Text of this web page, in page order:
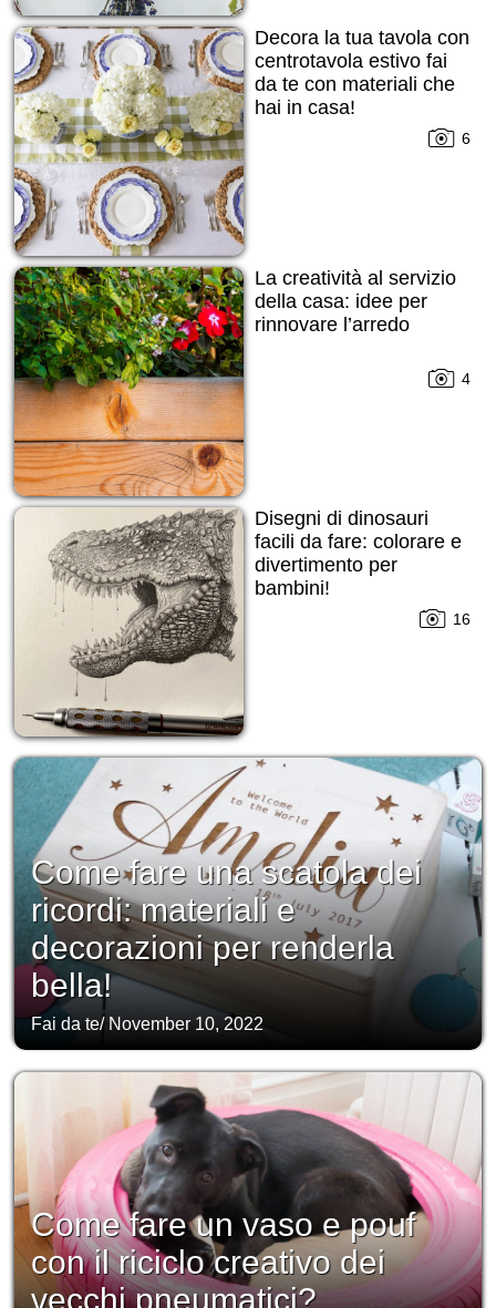
Decora la tua tavola con
centrotavola estivo fai
da te con materiali che
hai in casa!
6
La creatività al servizio
della casa: idee per
rinnovare l’arredo
4
Disegni di dinosauri
facili da fare: colorare e
divertimento per
bambini!
16
Come fare una scatola dei
ricordi: materiali e
decorazioni per renderla
bella!
Fai da te/ November 10, 2022
Come fare un vaso e pouf
con il riciclo creativo dei
vecchi pneumatici?